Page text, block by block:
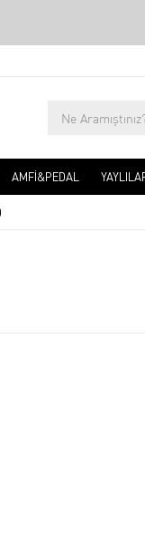
AMFİ&PEDAL